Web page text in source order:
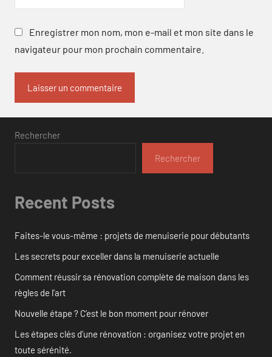
Enregistrer mon nom, mon e-mail et mon site dans le
navigateur pour mon prochain commentaire.
Rechercher
Rechercher
Recent Posts
Faites-le vous-même : projets de menuiserie pour débutants
Les secrets pour exceller dans la menuiserie actuelle
Comment réussir sa rénovation complète de maison dans les
règles de l’art
Nouvelle étape ? C’est le bon moment pour rénover
Les étapes clés d’une rénovation : organisez votre projet en
toute sérénité.